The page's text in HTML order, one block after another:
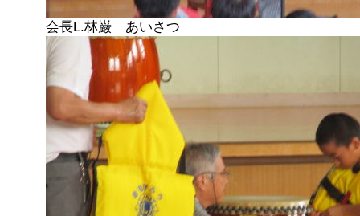
会長L.林巌 あいさつ